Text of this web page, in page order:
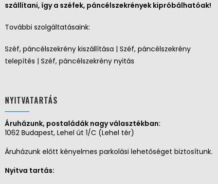
szállítani, így a széfek, páncélszekrények kipróbálhatóak!
További szolgáltatásaink:
Széf, páncélszekrény kiszállítása | Széf, páncélszekrény
telepítés | Széf, páncélszekrény nyitás
NYITVATARTÁS
Áruházunk, postaládák nagy választékban:
1062 Budapest, Lehel út 1/C (Lehel tér)
Áruházunk előtt kényelmes parkolási lehetőséget biztosítunk.
Nyitva tartás: